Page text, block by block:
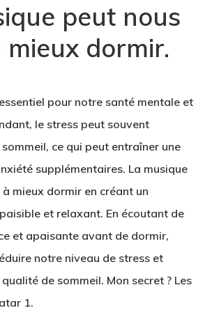
peut nous
mieux dormir.
pour notre santé mentale et
le stress peut souvent
ce qui peut entraîner une
supplémentaires. La musique
mieux dormir en créant un
et relaxant. En écoutant de
et apaisante avant de dormir,
notre niveau de stress et
de sommeil. Mon secret ? Les
1.